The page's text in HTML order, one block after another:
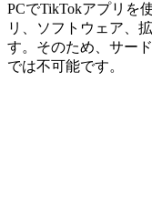
PCでTikTokアプリを
リ、ソフトウェア、
す。そのため、サー
では不可能です。